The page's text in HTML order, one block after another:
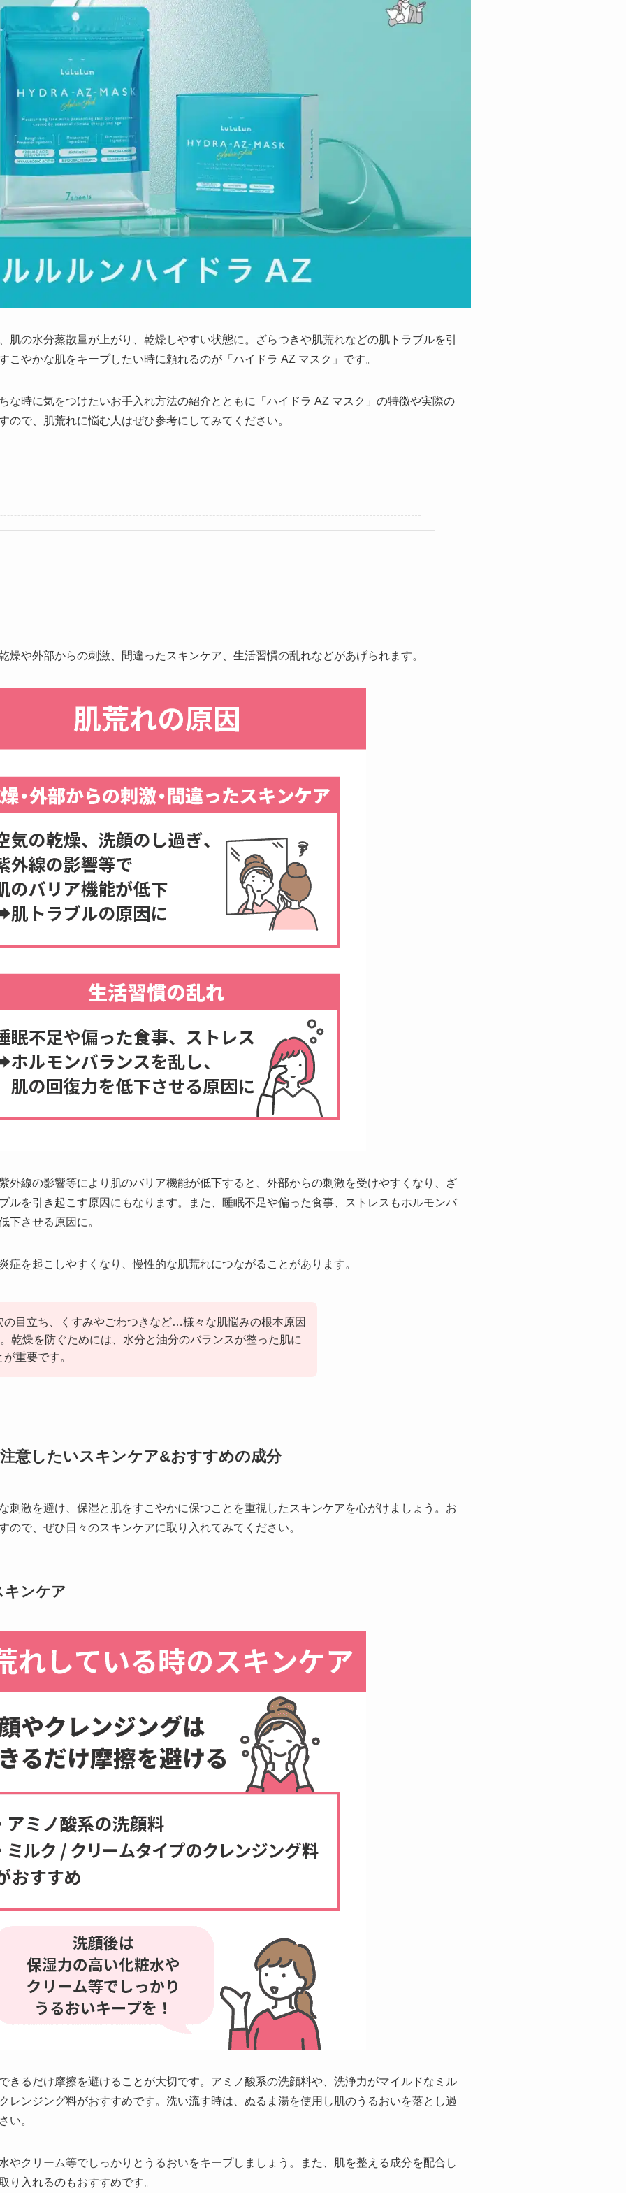
肌の水分蒸散量が上がり、乾燥しやすい状態に。ざらつきや肌荒れなどの肌トラブルを引
こやかな肌をキープしたい時に頼れるのが「ハイドラ AZ マスク」です。
な時に気をつけたいお手入れ方法の紹介とともに「ハイドラ AZ マスク」の特徴や実際の
ので、肌荒れに悩む人はぜひ参考にしてみてください。
燥や外部からの刺激、間違ったスキンケア、生活習慣の乱れなどがあげられます。
外線の影響等により肌のバリア機能が低下すると、外部からの刺激を受けやすくなり、ざ
ルを引き起こす原因にもなります。また、睡眠不足や偏った食事、ストレスもホルモンバ
下させる原因に。
症を起こしやすくなり、慢性的な肌荒れにつながることがあります。
の目立ち、くすみやごわつきなど…様々な肌悩みの根本原因
。乾燥を防ぐためには、水分と油分のバランスが整った肌に
重要です。
意したいスキンケア&おすすめの成分
刺激を避け、保湿と肌をすこやかに保つことを重視したスキンケアを心がけましょう。お
ので、ぜひ日々のスキンケアに取り入れてみてください。
キンケア
きるだけ摩擦を避けることが大切です。アミノ酸系の洗顔料や、洗浄力がマイルドなミル
レンジング料がおすすめです。洗い流す時は、ぬるま湯を使用し肌のうるおいを落とし過
い。
やクリーム等でしっかりとうるおいをキープしましょう。また、肌を整える成分を配合し
り入れるのもおすすめです。